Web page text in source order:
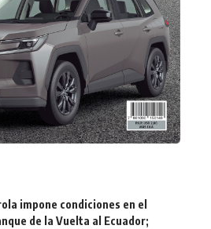
impone condiciones en el
de la Vuelta al Ecuador;